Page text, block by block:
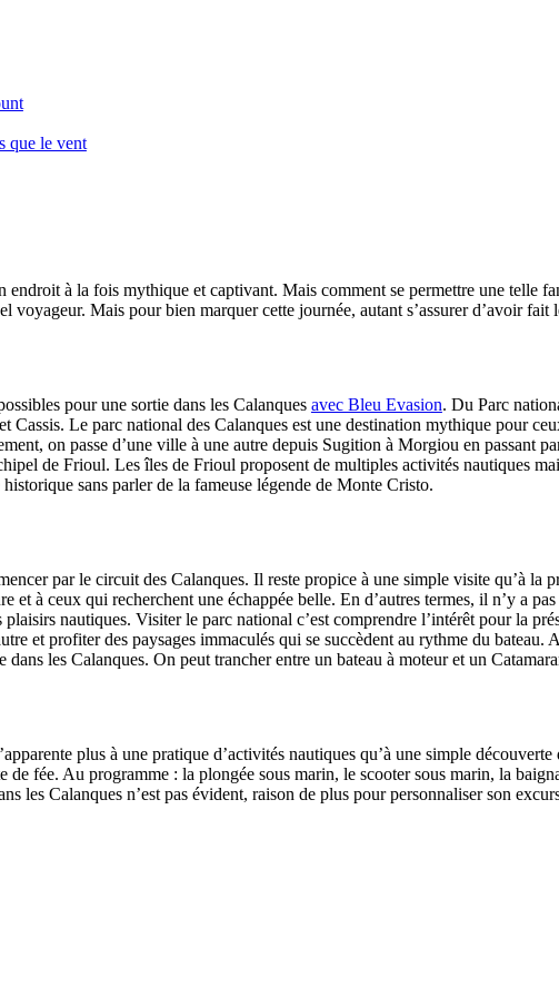
que le vent
à la fois mythique et captivant. Mais comment se permettre une telle
voyageur. Mais pour bien marquer cette journée, autant s’assurer d’avoir
pour une sortie dans les Calanques avec Bleu Evasion. Du Parc
Le parc national des Calanques est une destination mythique pour
on passe d’une ville à une autre depuis Sugition à Morgiou en passant
de Frioul. Les îles de Frioul proposent de multiples activités nautiques
sans parler de la fameuse légende de Monte Cristo.
par le circuit des Calanques. Il reste propice à une simple visite qu’à la
à ceux qui recherchent une échappée belle. En d’autres termes, il n’y a
nautiques. Visiter le parc national c’est comprendre l’intérêt pour la
et profiter des paysages immaculés qui se succèdent au rythme du bateau.
les Calanques. On peut trancher entre un bateau à moteur et un
plus à une pratique d’activités nautiques qu’à une simple
fée. Au programme : la plongée sous marin, le scooter sous marin, la
les Calanques n’est pas évident, raison de plus pour personnaliser son